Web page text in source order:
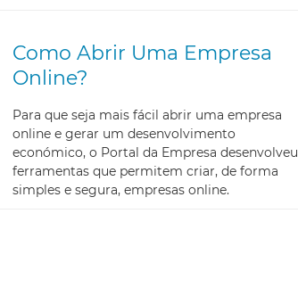
Como Abrir Uma Empresa
Online?
Para que seja mais fácil abrir uma empresa
online e gerar um desenvolvimento
económico, o Portal da Empresa desenvolveu
ferramentas que permitem criar, de forma
simples e segura, empresas online.